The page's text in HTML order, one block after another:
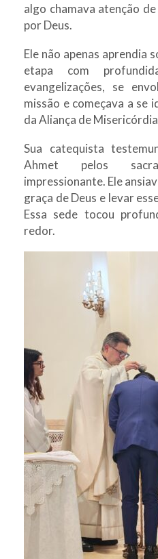
algo chamava atenção
por Deus.
Ele não apenas aprendia
etapa com
evangelizações, se
missão e começava a se
da Aliança de
Sua catequista
Ahmet pelos
impressionante. Ele
graça de Deus e levar
Essa sede tocou
redor.